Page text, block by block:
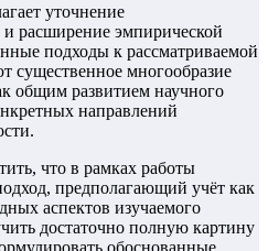
уточнение
и расширение эмпирической
подходы к рассматриваемой
существенное многообразие
общим развитием научного
направлений
что в рамках работы
предполагающий учёт как
аспектов изучаемого
достаточно полную картину
обоснованные